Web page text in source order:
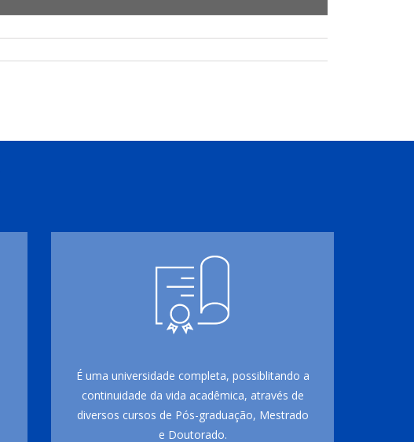
É uma universidade completa, possiblitando a
continuidade da vida acadêmica, através de
diversos cursos de Pós-graduação, Mestrado
e Doutorado.